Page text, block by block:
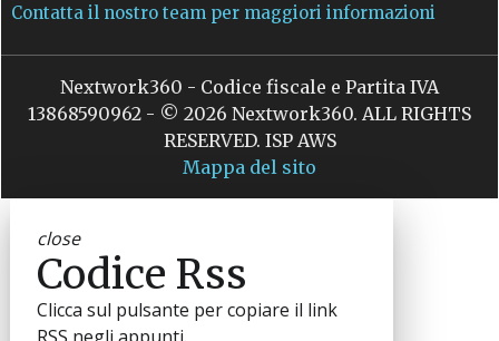
Contatta il nostro team per maggiori informazioni
Nextwork360 - Codice fiscale e Partita IVA
13868590962 - © 2026 Nextwork360. ALL RIGHTS
RESERVED. ISP AWS
Mappa del sito
close
Codice Rss
Clicca sul pulsante per copiare il link